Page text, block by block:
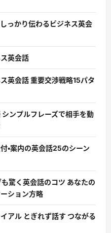
っかり伝わるビジネス英会
英会話
英会話 重要交渉戦略15パタ
シンプルフレーズで相手を動
・案内の英会話25のシーン
も驚く英会話のコツ あなたの
ション方略
アル とぎれず話す つながる